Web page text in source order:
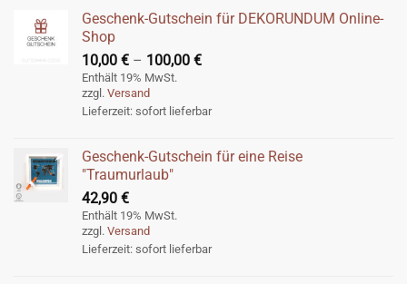
Geschenk-Gutschein für DEKORUNDUM Online-
Shop
10,00 € – 100,00 €Preisspanne:
100,00 €
Enthält 19% MwSt.
zzgl. Versand
Lieferzeit: sofort lieferbar
Geschenk-Gutschein für eine Reise
"Traumurlaub"
42,90 €
Enthält 19% MwSt.
zzgl. Versand
Lieferzeit: sofort lieferbar